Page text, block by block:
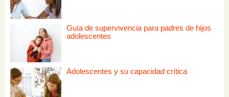
Guía de supervivencia para padres de hijos
adolescentes
Adolescentes y su capacidad crítica